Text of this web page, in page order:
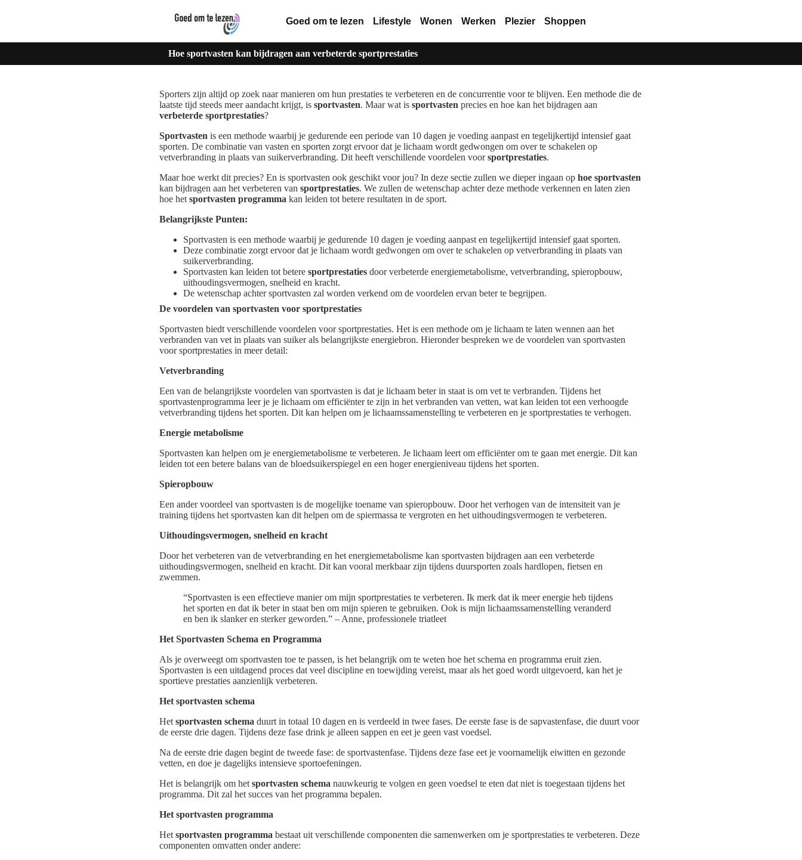
Goed om te lezen Lifestyle Wonen Werken Plezier Shoppen
Hoe sportvasten kan bijdragen aan verbeterde sportprestaties
Sporters zijn altijd op zoek naar manieren om hun prestaties te verbeteren en de concurrentie voor te blijven. Een methode die de
laatste tijd steeds meer aandacht krijgt, is sportvasten. Maar wat is sportvasten precies en hoe kan het bijdragen aan
verbeterde sportprestaties?
Sportvasten is een methode waarbij je gedurende een periode van 10 dagen je voeding aanpast en tegelijkertijd intensief gaat
sporten. De combinatie van vasten en sporten zorgt ervoor dat je lichaam wordt gedwongen om over te schakelen op
vetverbranding in plaats van suikerverbranding. Dit heeft verschillende voordelen voorsportprestaties.
Maar hoe werkt dit precies? En is sportvasten ook geschikt voor jou? In deze sectie zullen we dieper ingaan op hoe sportvasten
kan bijdragen aan het verbeteren van sportprestaties. We zullen de wetenschap achter deze methode verkennen en laten zien
hoe het sportvasten programma kan leiden tot betere resultaten in de sport.
Belangrijkste Punten:
Sportvasten is een methode waarbij je gedurende 10 dagen je voeding aanpast en tegelijkertijd intensief gaat sporten.
Deze combinatie zorgt ervoor dat je lichaam wordt gedwongen om over te schakelen op vetverbranding in plaats van
suikerverbranding.
Sportvasten kan leiden tot betere sportprestaties door verbeterde energiemetabolisme, vetverbranding, spieropbouw,
uithoudingsvermogen, snelheid en kracht.
De wetenschap achter sportvasten zal worden verkend om de voordelen ervan beter te begrijpen.
De voordelen van sportvasten voor sportprestaties
Sportvasten biedt verschillende voordelen voor sportprestaties. Het is een methode om je lichaam te laten wennen aan het
verbranden van vet in plaats van suiker als belangrijkste energiebron. Hieronder bespreken we de voordelen van sportvasten
voor sportprestaties in meer detail:
Vetverbranding
Een van de belangrijkste voordelen van sportvasten is dat je lichaam beter in staat is om vet te verbranden. Tijdens het
sportvastenprogramma leer je je lichaam om efficiënter te zijn in het verbranden van vetten, wat kan leiden tot een verhoogde
vetverbranding tijdens het sporten. Dit kan helpen om je lichaamssamenstelling te verbeteren en je sportprestaties te verhogen.
Energie metabolisme
Sportvasten kan helpen om je energiemetabolisme te verbeteren. Je lichaam leert om efficiënter om te gaan met energie. Dit kan
leiden tot een betere balans van de bloedsuikerspiegel en een hoger energieniveau tijdens het sporten.
Spieropbouw
Een ander voordeel van sportvasten is de mogelijke toename van spieropbouw. Door het verhogen van de intensiteit van je
training tijdens het sportvasten kan dit helpen om de spiermassa te vergroten en het uithoudingsvermogen te verbeteren.
Uithoudingsvermogen, snelheid en kracht
Door het verbeteren van de vetverbranding en het energiemetabolisme kan sportvasten bijdragen aan een verbeterde
uithoudingsvermogen, snelheid en kracht. Dit kan vooral merkbaar zijn tijdens duursporten zoals hardlopen, fietsen en
zwemmen.
“Sportvasten is een effectieve manier om mijn sportprestaties te verbeteren. Ik merk dat ik meer energie heb tijdens
het sporten en dat ik beter in staat ben om mijn spieren te gebruiken. Ook is mijn lichaamssamenstelling veranderd
en ben ik slanker en sterker geworden.” – Anne, professionele triatleet
Het Sportvasten Schema en Programma
Als je overweegt om sportvasten toe te passen, is het belangrijk om te weten hoe het schema en programma eruit zien.
Sportvasten is een uitdagend proces dat veel discipline en toewijding vereist, maar als het goed wordt uitgevoerd, kan het je
sportieve prestaties aanzienlijk verbeteren.
Het sportvasten schema
Het sportvasten schema duurt in totaal 10 dagen en is verdeeld in twee fases. De eerste fase is de sapvastenfase, die duurt voor
de eerste drie dagen. Tijdens deze fase drink je alleen sappen en eet je geen vast voedsel.
Na de eerste drie dagen begint de tweede fase: de sportvastenfase. Tijdens deze fase eet je voornamelijk eiwitten en gezonde
vetten, en doe je dagelijks intensieve sportoefeningen.
Het is belangrijk om het sportvasten schema nauwkeurig te volgen en geen voedsel te eten dat niet is toegestaan tijdens het
programma. Dit zal het succes van het programma bepalen.
Het sportvasten programma
Het sportvasten programma bestaat uit verschillende componenten die samenwerken om je sportprestaties te verbeteren. Deze
componenten omvatten onder andere: